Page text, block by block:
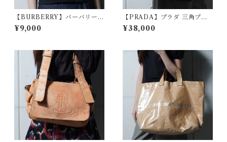
【BURBERRY】バーバリー
ノヴァチェックリボンノース
リーブカットソー black
¥9,000
【PRADA】プラダ 三角プレ
ートロゴナイロンハンドバッ
グ khaki
¥38,000